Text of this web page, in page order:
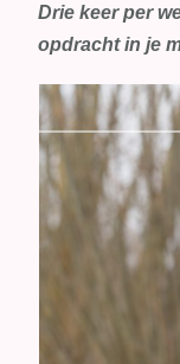
Drie keer per
opdracht in je